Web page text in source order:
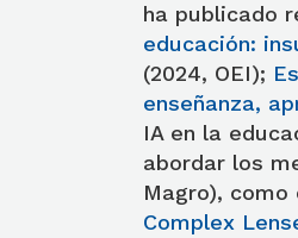
ha publicado
educación:
(2024, OEI);
enseñanza,
IA en la
abordar los
Magro), como
Complex